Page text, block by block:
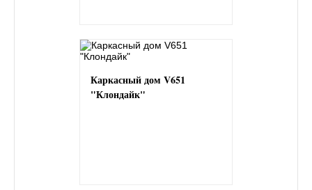
Каркасный дом V651
"Клондайк"